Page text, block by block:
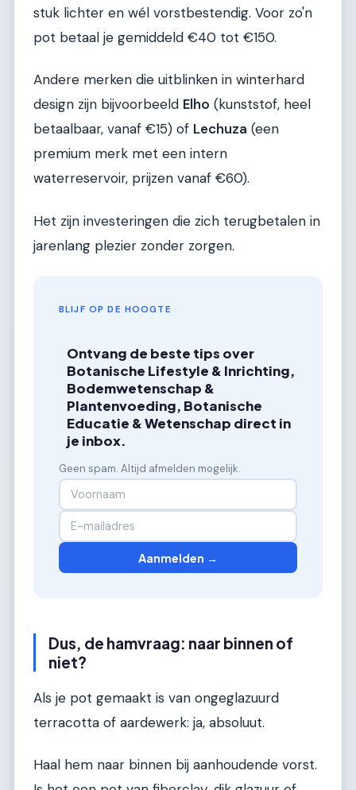
stuk lichter en wél vorstbestendig. Voor zo'n
pot betaal je gemiddeld €40 tot €150.
Andere merken die uitblinken in winterhard
design zijn bijvoorbeeld Elho (kunststof, heel
betaalbaar, vanaf €15) of Lechuza (een
premium merk met een intern
waterreservoir, prijzen vanaf €60).
Het zijn investeringen die zich terugbetalen in
jarenlang plezier zonder zorgen.
BLIJF OP DE HOOGTE
Ontvang de beste tips over
Botanische Lifestyle & Inrichting,
Bodemwetenschap &
Plantenvoeding, Botanische
Educatie & Wetenschap direct in
je inbox.
Geen spam. Altijd afmelden mogelijk.
Aanmelden →
Dus, de hamvraag: naar binnen of
niet?
Als je pot gemaakt is van ongeglazuurd
terracotta of aardewerk: ja, absoluut.
Haal hem naar binnen bij aanhoudende vorst.